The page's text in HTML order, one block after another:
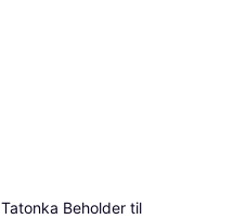
Tatonka Beholder til